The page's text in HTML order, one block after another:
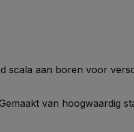
scala aan boren voor
van hoogwaardig